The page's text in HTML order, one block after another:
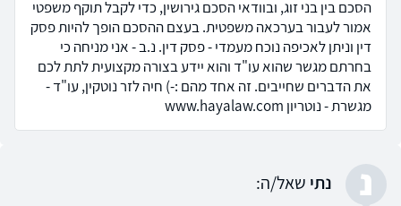
הסכם בין בני זוג, ובוודאי הסכם גירושין, כדי לקבל תוקף משפטי
אמור לעבור בערכאה משפטית. בעצם ההסכם הופך להיות פסק
דין וניתן לאכיפה נוכח מעמדי - פסק דין. נ.ב - אני מניחה כי
בחרתם מגשר שהוא עו"ד והוא יידע בצורה מקצועית לתת לכם
את הדברים שחייבים. זה אחד מהם :-) חיה לזר נוטקין, עו"ד -
מגשרת - נוטריון www.hayalaw.com
נ נתי שאל/ה: